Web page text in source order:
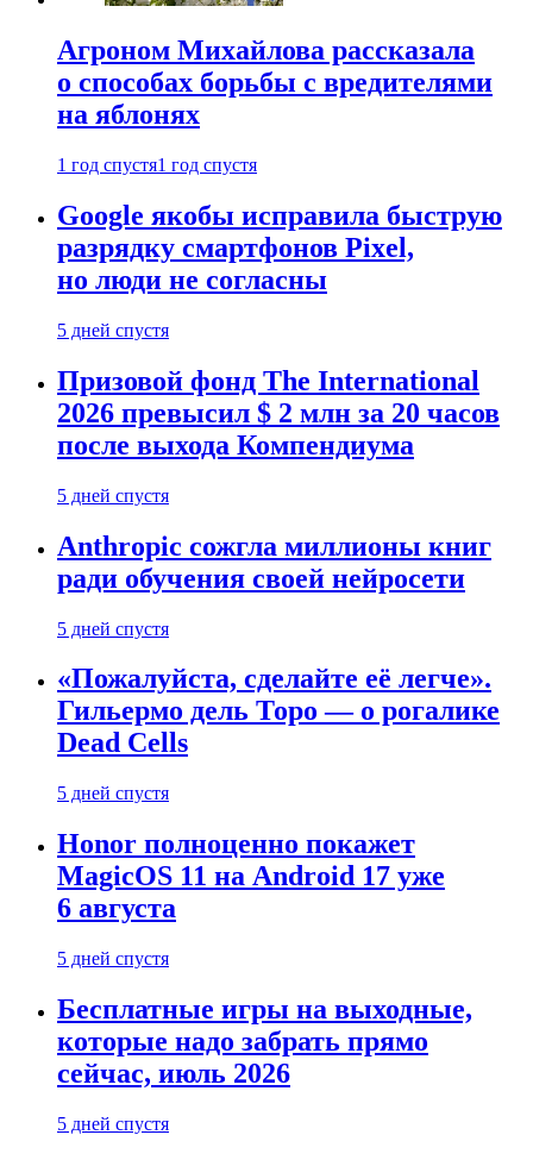
Агроном Михайлова рассказала
о способах борьбы с вредителями
на яблонях
1 год спустя1 год спустя
Google якобы исправила быструю
разрядку смартфонов Pixel,
но люди не согласны
5 дней спустя
Призовой фонд The International
2026 превысил $ 2 млн за 20 часов
после выхода Компендиума
5 дней спустя
Anthropic сожгла миллионы книг
ради обучения своей нейросети
5 дней спустя
«Пожалуйста, сделайте её легче».
Гильермо дель Торо — о рогалике
Dead Cells
5 дней спустя
Honor полноценно покажет
MagicOS 11 на Android 17 уже
6 августа
5 дней спустя
Бесплатные игры на выходные,
которые надо забрать прямо
сейчас, июль 2026
5 дней спустя